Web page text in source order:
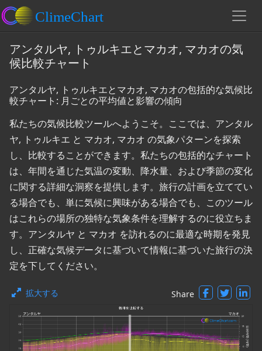
アンタルヤ, トゥルキエとマカオ, マカオの気
候比較チャート
アンタルヤ, トゥルキエとマカオ, マカオの包括的な気候比
較チャート: 月ごとの平均値と影響の傾向
私たちの気候比較ツールへようこそ。ここでは、アンタル
ヤ, トゥルキエ と マカオ, マカオ の気象パターンを探索
し、比較することができます。私たちの包括的なチャート
は、年間を通じた気温の変動、降水量、および季節の変化
に関する詳細な洞察を提供します。旅行の計画を立ててい
る場合でも、単に気候に興味がある場合でも、このツール
はこれらの場所の独特な気象条件を理解するのに役立ちま
す。アンタルヤ と マカオ を訪れるのに最適な時期を発見
し、正確な気候データに基づいて情報に基づいた旅行の決
定を下してください。
拡大する Share